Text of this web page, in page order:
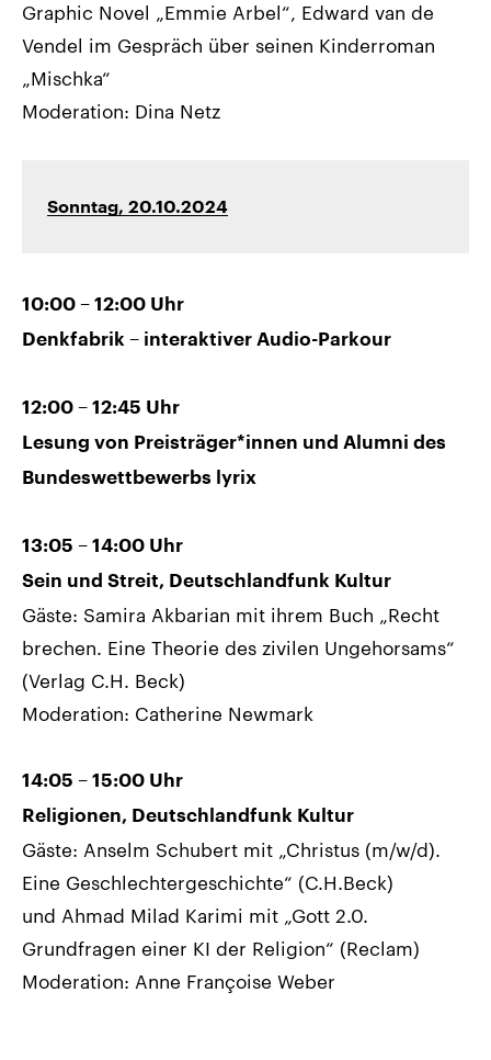
Graphic Novel „Emmie Arbel“, Edward van de
Vendel im Gespräch über seinen Kinderroman
„Mischka“
Moderation: Dina Netz
Sonntag, 20.10.2024
10:00 – 12:00 Uhr
Denkfabrik – interaktiver Audio-Parkour
12:00 – 12:45 Uhr
Lesung von Preisträger*innen und Alumni des
Bundeswettbewerbs lyrix
13:05 – 14:00 Uhr
Sein und Streit, Deutschlandfunk Kultur
Gäste: Samira Akbarian mit ihrem Buch „Recht
brechen. Eine Theorie des zivilen Ungehorsams“
(Verlag C.H. Beck)
Moderation: Catherine Newmark
14:05 – 15:00 Uhr
Religionen, Deutschlandfunk Kultur
Gäste: Anselm Schubert mit „Christus (m/w/d).
Eine Geschlechtergeschichte“ (C.H.Beck)
und Ahmad Milad Karimi mit „Gott 2.0.
Grundfragen einer KI der Religion“ (Reclam)
Moderation: Anne Françoise Weber